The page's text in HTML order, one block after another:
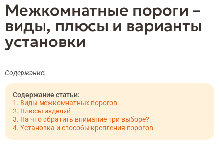
Межкомнатные пороги –
виды, плюсы и варианты
установки
Содержание:
Виды межкомнатных порогов
Плюсы изделий
На что обратить внимание при выборе?
Установка и способы крепления порогов